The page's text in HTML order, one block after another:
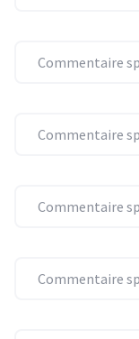
Commentaire
Commentaire
Commentaire
Commentaire